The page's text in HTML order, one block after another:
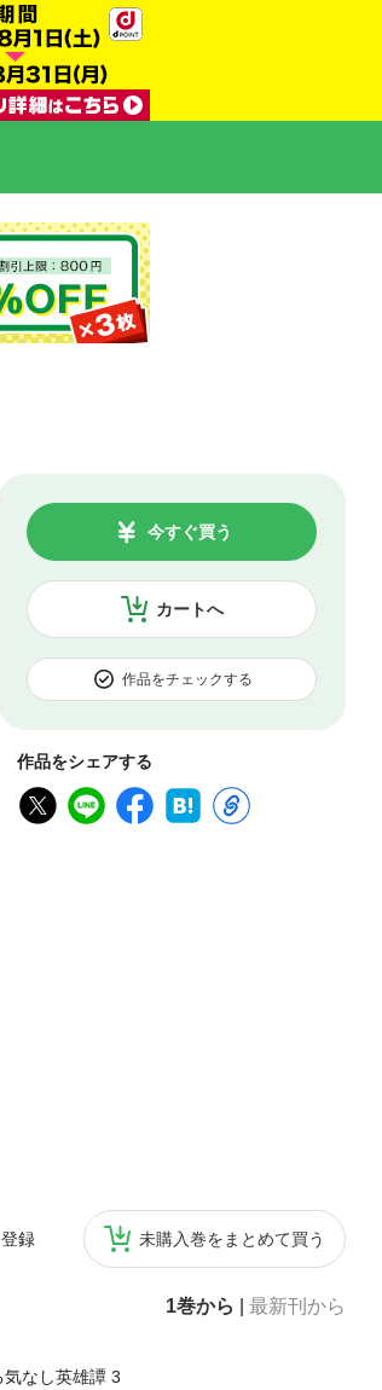
カートへ
今すぐ買う
作品をチェックする
作品をシェアする
録 未購入巻をまとめて買う
1巻から 最新刊から
気なし英雄譚 3